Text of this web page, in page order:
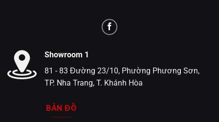
Showroom 1
81 - 83 Đường 23/10, Phường Phương Sơn,
TP. Nha Trang, T. Khánh Hòa
BẢN ĐỒ